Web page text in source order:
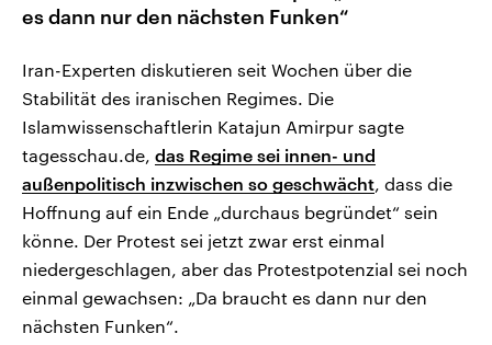
es dann nur den nächsten Funken“
Iran-Experten diskutieren seit Wochen über die
Stabilität des iranischen Regimes. Die
Islamwissenschaftlerin Katajun Amirpur sagte
tagesschau.de, das Regime sei innen- und
außenpolitisch inzwischen so geschwächt, dass die
Hoffnung auf ein Ende „durchaus begründet“ sein
könne. Der Protest sei jetzt zwar erst einmal
niedergeschlagen, aber das Protestpotenzial sei noch
einmal gewachsen: „Da braucht es dann nur den
nächsten Funken“.